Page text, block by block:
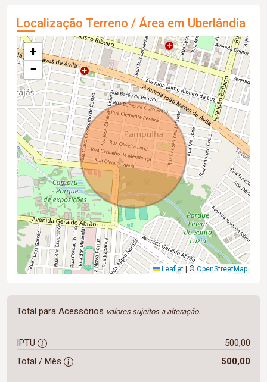
Localização Terreno / Área em Uberlândia
+
−
Leaflet | © OpenStreetMap
Total para Acessórios valores sujeitos a alteração.
IPTU
500,00
Total / Mês
500,00